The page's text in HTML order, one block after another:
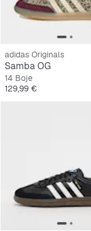
adidas Originals
Samba OG
14 Boje
Cijena
129,99 €